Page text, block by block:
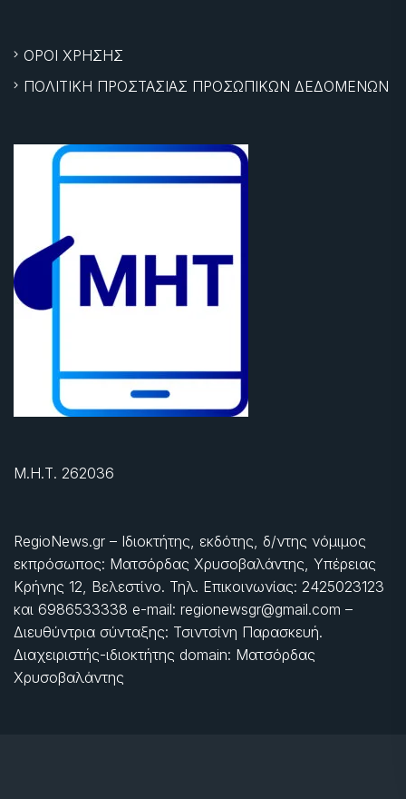
ΟΡΟΙ ΧΡΗΣΗΣ
ΠΟΛΙΤΙΚΗ ΠΡΟΣΤΑΣΙΑΣ ΠΡΟΣΩΠΙΚΩΝ ΔΕΔΟΜΕΝΩΝ
Μ.Η.Τ. 262036
RegioNews.gr – Ιδιοκτήτης, εκδότης, δ/ντης νόμιμος
εκπρόσωπος: Ματσόρδας Χρυσοβαλάντης, Υπέρειας
Κρήνης 12, Βελεστίνο. Τηλ. Επικοινωνίας: 2425023123
και 6986533338 e-mail: regionewsgr@gmail.com –
Διευθύντρια σύνταξης: Τσιντσίνη Παρασκευή.
Διαχειριστής-ιδιοκτήτης domain: Ματσόρδας
Χρυσοβαλάντης